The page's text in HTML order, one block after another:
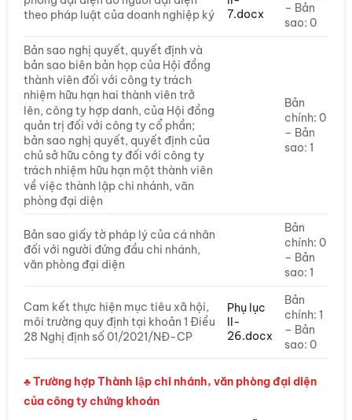
theo pháp luật của doanh nghiệp ký
7.docx
– Bản
sao: 0
Bản sao nghị quyết, quyết định và
bản sao biên bản họp của Hội đồng
thành viên đối với công ty trách
nhiệm hữu hạn hai thành viên trở
lên, công ty hợp danh, của Hội đồng
quản trị đối với công ty cổ phần;
bản sao nghị quyết, quyết định của
chủ sở hữu công ty đối với công ty
trách nhiệm hữu hạn một thành viên
về việc thành lập chi nhánh, văn
phòng đại diện
Bản
chính: 0
– Bản
sao: 1
Bản sao giấy tờ pháp lý của cá nhân
đối với người đứng đầu chi nhánh,
văn phòng đại diện
Bản
chính: 0
– Bản
sao: 1
Cam kết thực hiện mục tiêu xã hội,
môi trường quy định tại khoản 1 Điều
28 Nghị định số 01/2021/NĐ-CP
Phụ lục
II-
26.docx
Bản
chính: 1
– Bản
sao: 0
♣ Trường hợp Thành lập chi nhánh, văn phòng đại diện
của công ty chứng khoán